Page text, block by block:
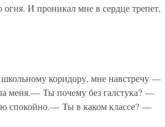
И проникал мне в сердце трепет,
коридору, мне навстречу —
меня.— Ты почему без галстука? —
спокойно.— Ты в каком классе? —